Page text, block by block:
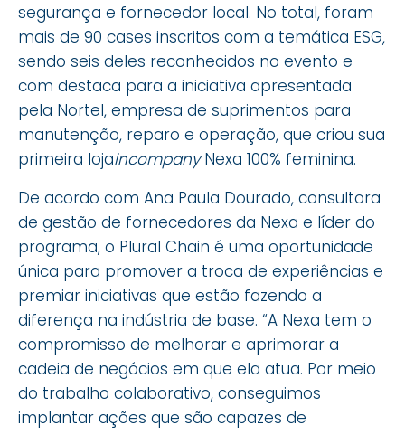
segurança e fornecedor local. No total, foram
mais de 90 cases inscritos com a temática ESG,
sendo seis deles reconhecidos no evento e
com destaca para a iniciativa apresentada
pela Nortel, empresa de suprimentos para
manutenção, reparo e operação, que criou sua
primeira lojaincompanyNexa 100% feminina.
De acordo com Ana Paula Dourado, consultora
de gestão de fornecedores da Nexa e líder do
programa, o Plural Chain é uma oportunidade
única para promover a troca de experiências e
premiar iniciativas que estão fazendo a
diferença na indústria de base. “A Nexa tem o
compromisso de melhorar e aprimorar a
cadeia de negócios em que ela atua. Por meio
do trabalho colaborativo, conseguimos
implantar ações que são capazes de